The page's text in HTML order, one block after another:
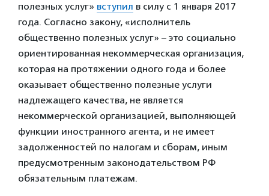
полезных услуг» вступил в силу с 1 января 2017
года. Согласно закону, «исполнитель
общественно полезных услуг» – это социально
ориентированная некоммерческая организация,
которая на протяжении одного года и более
оказывает общественно полезные услуги
надлежащего качества, не является
некоммерческой организацией, выполняющей
функции иностранного агента, и не имеет
задолженностей по налогам и сборам, иным
предусмотренным законодательством РФ
обязательным платежам.